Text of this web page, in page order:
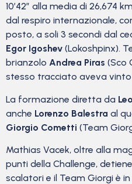
10’42” alla media di 26,674
dal respiro internazionale,
posto, a soli 3 secondi dal
Egor Igoshev (Lokoshpinx).
brianzolo Andrea Piras (Sco
stesso tracciato aveva
La formazione diretta da
anche Lorenzo Balestra al
Giorgio Cometti (Team
Mathias Vacek, oltre alla
punti della Challenge,
scalatori e il Team Giorgi è